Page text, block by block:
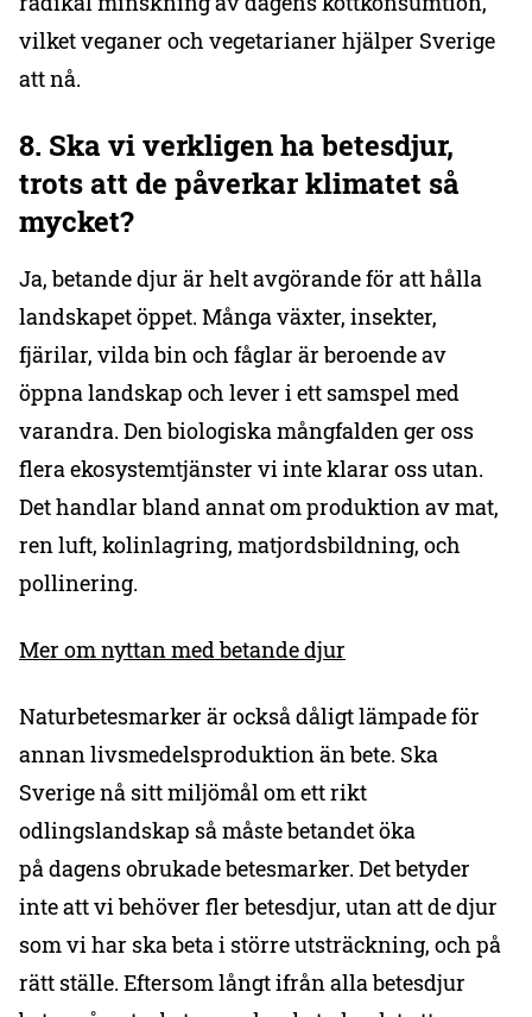
vilket veganer och vegetarianer hjälper Sverige
att nå.
8. Ska vi verkligen ha betesdjur,
trots att de påverkar klimatet så
mycket?
Ja, betande djur är helt avgörande för att hålla
landskapet öppet. Många växter, insekter,
fjärilar, vilda bin och fåglar är beroende av
öppna landskap och lever i ett samspel med
varandra. Den biologiska mångfalden ger oss
flera ekosystemtjänster vi inte klarar oss utan.
Det handlar bland annat om produktion av mat,
ren luft, kolinlagring, matjordsbildning, och
pollinering.
Mer om nyttan med betande djur
Naturbetesmarker är också dåligt lämpade för
annan livsmedelsproduktion än bete. Ska
Sverige nå sitt miljömål om ett rikt
odlingslandskap så måste betandet öka
på dagens obrukade betesmarker. Det betyder
inte att vi behöver fler betesdjur, utan att de djur
som vi har ska beta i större utsträckning, och på
rätt ställe. Eftersom långt ifrån alla betesdjur